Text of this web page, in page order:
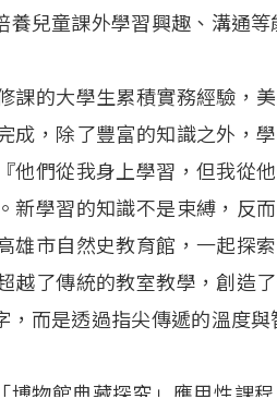
兒童課外學習興趣、溝通等
的大學生累積實務經驗，
，除了豐富的知識之外，
們從我身上學習，但我從
學習的知識不是束縛，反
市自然史教育館，一起探
了傳統的教室教學，創造
而是透過指尖傳遞的溫度與
博物館典藏探究」應用性課